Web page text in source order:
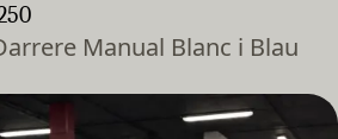
Manual Blanc i Blau